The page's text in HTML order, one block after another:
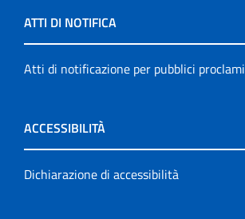
ATTI DI NOTIFICA
Atti di notificazione per pubblici proclami
ACCESSIBILITÀ
Dichiarazione di accessibilità